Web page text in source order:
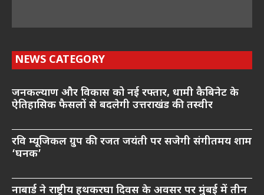
NEWS CATEGORY
जनकल्याण और विकास को नई रफ्तार, धामी कैबिनेट के
ऐतिहासिक फैसलों से बदलेगी उत्तराखंड की तस्वीर
रवि म्यूजिकल ग्रुप की रजत जयंती पर सजेगी संगीतमय शाम
‘घनक’
नाबार्ड ने राष्ट्रीय हथकरघा दिवस के अवसर पर मुंबई में तीन